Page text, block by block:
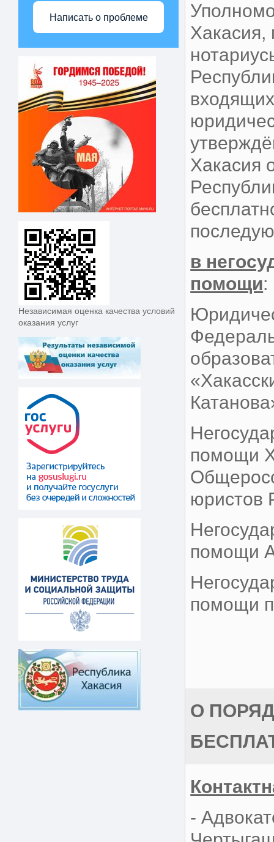
Написать о проблеме
Независимая оценка качества условий
оказания услуг
Хакасия,
Хакасия
в
помощи:
помощи
юристов
помощи
помощи
О
-